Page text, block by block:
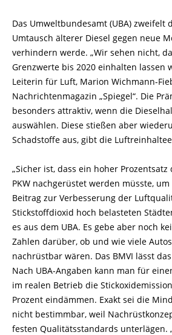
Das Umweltbundesamt (UBA) zweifelt
Umtausch älterer Diesel gegen neue
verhindern werde. „Wir sehen nicht,
Grenzwerte bis 2020 einhalten lassen
Leiterin für Luft, Marion Wichmann-
Nachrichtenmagazin „Spiegel“. Die
besonders attraktiv, wenn die
auswählen. Diese stießen aber
Schadstoffe aus, gibt die
„Sicher ist, dass ein hoher Prozentsatz
PKW nachgerüstet werden müsste,
Beitrag zur Verbesserung der
Stickstoffdioxid hoch belasteten
es aus dem UBA. Es gebe aber noch
Zahlen darüber, ob und wie viele
nachrüstbar wären. Das BMVI lässt
Nach UBA-Angaben kann man für
im realen Betrieb die
Prozent eindämmen. Exakt sei die
nicht bestimmbar, weil
festen Qualitätsstandards unterlägen.